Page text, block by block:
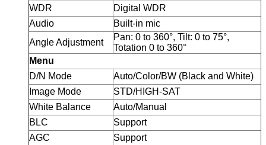
WDR
Digital WDR
Audio
Built-in mic
Angle Adjustment
Pan: 0 to 360°, Tilt: 0 to 75°,
Totation 0 to 360°
Menu
D/N Mode
Auto/Color/BW (Black and White)
Image Mode
STD/HIGH-SAT
White Balance
Auto/Manual
BLC
Support
AGC
Support